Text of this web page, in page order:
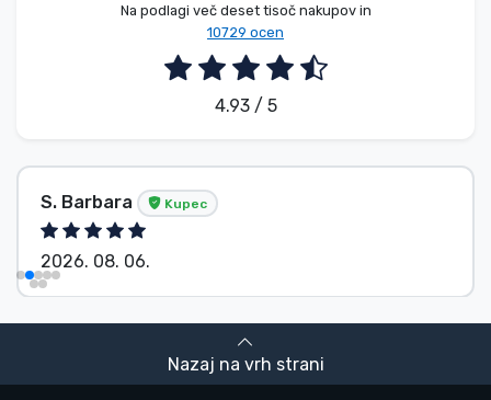
Na podlagi več deset tisoč nakupov in
10729 ocen
4.93 / 5
S. Barbara Kupec
2026. 08. 06.
Nazaj na vrh strani